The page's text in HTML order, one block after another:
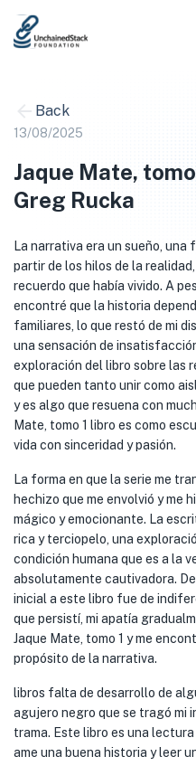
Skip
Back
13/08/2025
Jaque Mate,
Greg Rucka
La narrativa era un sueño,
partir de los hilos de la
recuerdo que había vivido. A
encontré que la historia
familiares, lo que restó de mi
una sensación de
exploración del libro sobre las
que pueden tanto unir como
y es algo que resuena con
Mate, tomo 1 libro es como
vida con sinceridad y pasión.
La forma en que la serie me
hechizo que me envolvió y me
mágico y emocionante. La
rica y terciopelo, una
condición humana que es a la
absolutamente cautivadora.
inicial a este libro fue de
que persistí, mi apatía
Jaque Mate, tomo 1 y me
propósito de la narrativa.
libros falta de desarrollo de
agujero negro que se tragó mi
trama. Este libro es una
ame una buena historia y leer